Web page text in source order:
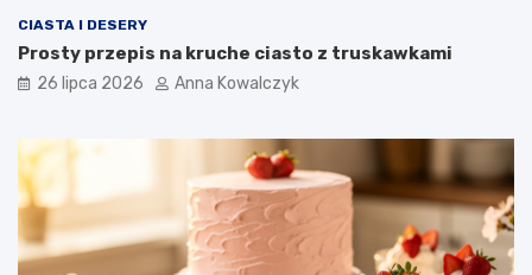
CIASTA I DESERY
Prosty przepis na kruche ciasto z truskawkami
26 lipca 2026 Anna Kowalczyk